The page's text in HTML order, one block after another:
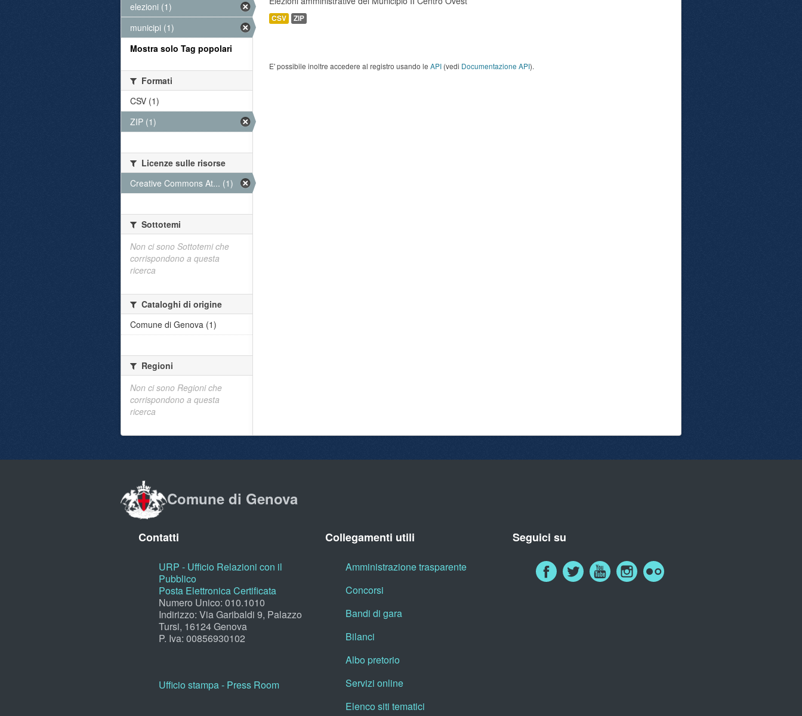
CSV ZIP
E' possibile inoltre accedere al registro usando le API (vedi Documentazione API).
elezioni (1)
municipi (1)
Mostra solo Tag popolari
Formati
CSV (1)
ZIP (1)
Licenze sulle risorse
Creative Commons At... (1)
Sottotemi
Non ci sono Sottotemi che
corrispondono a questa
ricerca
Cataloghi di origine
Comune di Genova (1)
Regioni
Non ci sono Regioni che
corrispondono a questa
ricerca
Comune di Genova
Contatti
URP - Ufficio Relazioni con il
Pubblico
Posta Elettronica Certificata
Numero Unico: 010.1010
Indirizzo: Via Garibaldi 9, Palazzo
Tursi, 16124 Genova
P. Iva: 00856930102
Ufficio stampa - Press Room
Collegamenti utili
Amministrazione trasparente
Concorsi
Bandi di gara
Bilanci
Albo pretorio
Servizi online
Elenco siti tematici
Seguici su